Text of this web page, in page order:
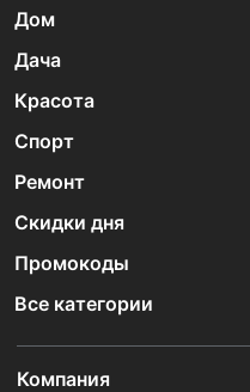
Дом
Дача
Красота
Спорт
Ремонт
Скидки дня
Промокоды
Все категории
Компания